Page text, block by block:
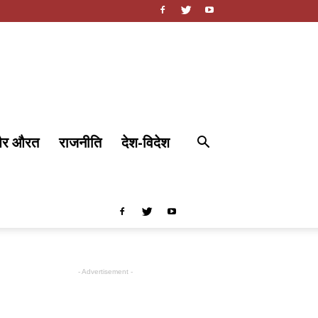
औरत राजनीति
देश-विदेश
- Advertisement -